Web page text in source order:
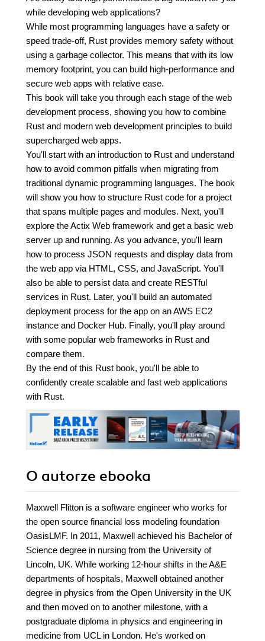
while developing web applications?
While most programming languages have a safety or
speed trade-off, Rust provides memory safety without
using a garbage collector. This means that with its low
memory footprint, you can build high-performance and
secure web apps with relative ease.
This book will take you through each stage of the web
development process, showing you how to combine
Rust and modern web development principles to build
supercharged web apps.
You'll start with an introduction to Rust and understand
how to avoid common pitfalls when migrating from
traditional dynamic programming languages. The book
will show you how to structure Rust code for a project
that spans multiple pages and modules. Next, you'll
explore the Actix Web framework and get a basic web
server up and running. As you advance, you'll learn
how to process JSON requests and display data from
the web app via HTML, CSS, and JavaScript. You'll
also be able to persist data and create RESTful
services in Rust. Later, you'll build an automated
deployment process for the app on an AWS EC2
instance and Docker Hub. Finally, you'll play around
with some popular web frameworks in Rust and
compare them.
By the end of this Rust book, you'll be able to
confidently create scalable and fast web applications
with Rust.
O autorze ebooka
Maxwell Flitton is a software engineer who works for
the open source financial loss modeling foundation
OasisLMF. In 2011, Maxwell achieved his Bachelor of
Science degree in nursing from the University of
Lincoln, UK. While working 12-hour shifts in the A&E
departments of hospitals, Maxwell obtained another
degree in physics from the Open University in the UK
and then moved on to another milestone, with a
postgraduate diploma in physics and engineering in
medicine from UCL in London. He's worked on